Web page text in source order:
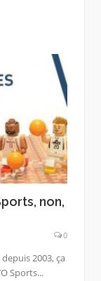
non,
0
2003, ça
Sports...